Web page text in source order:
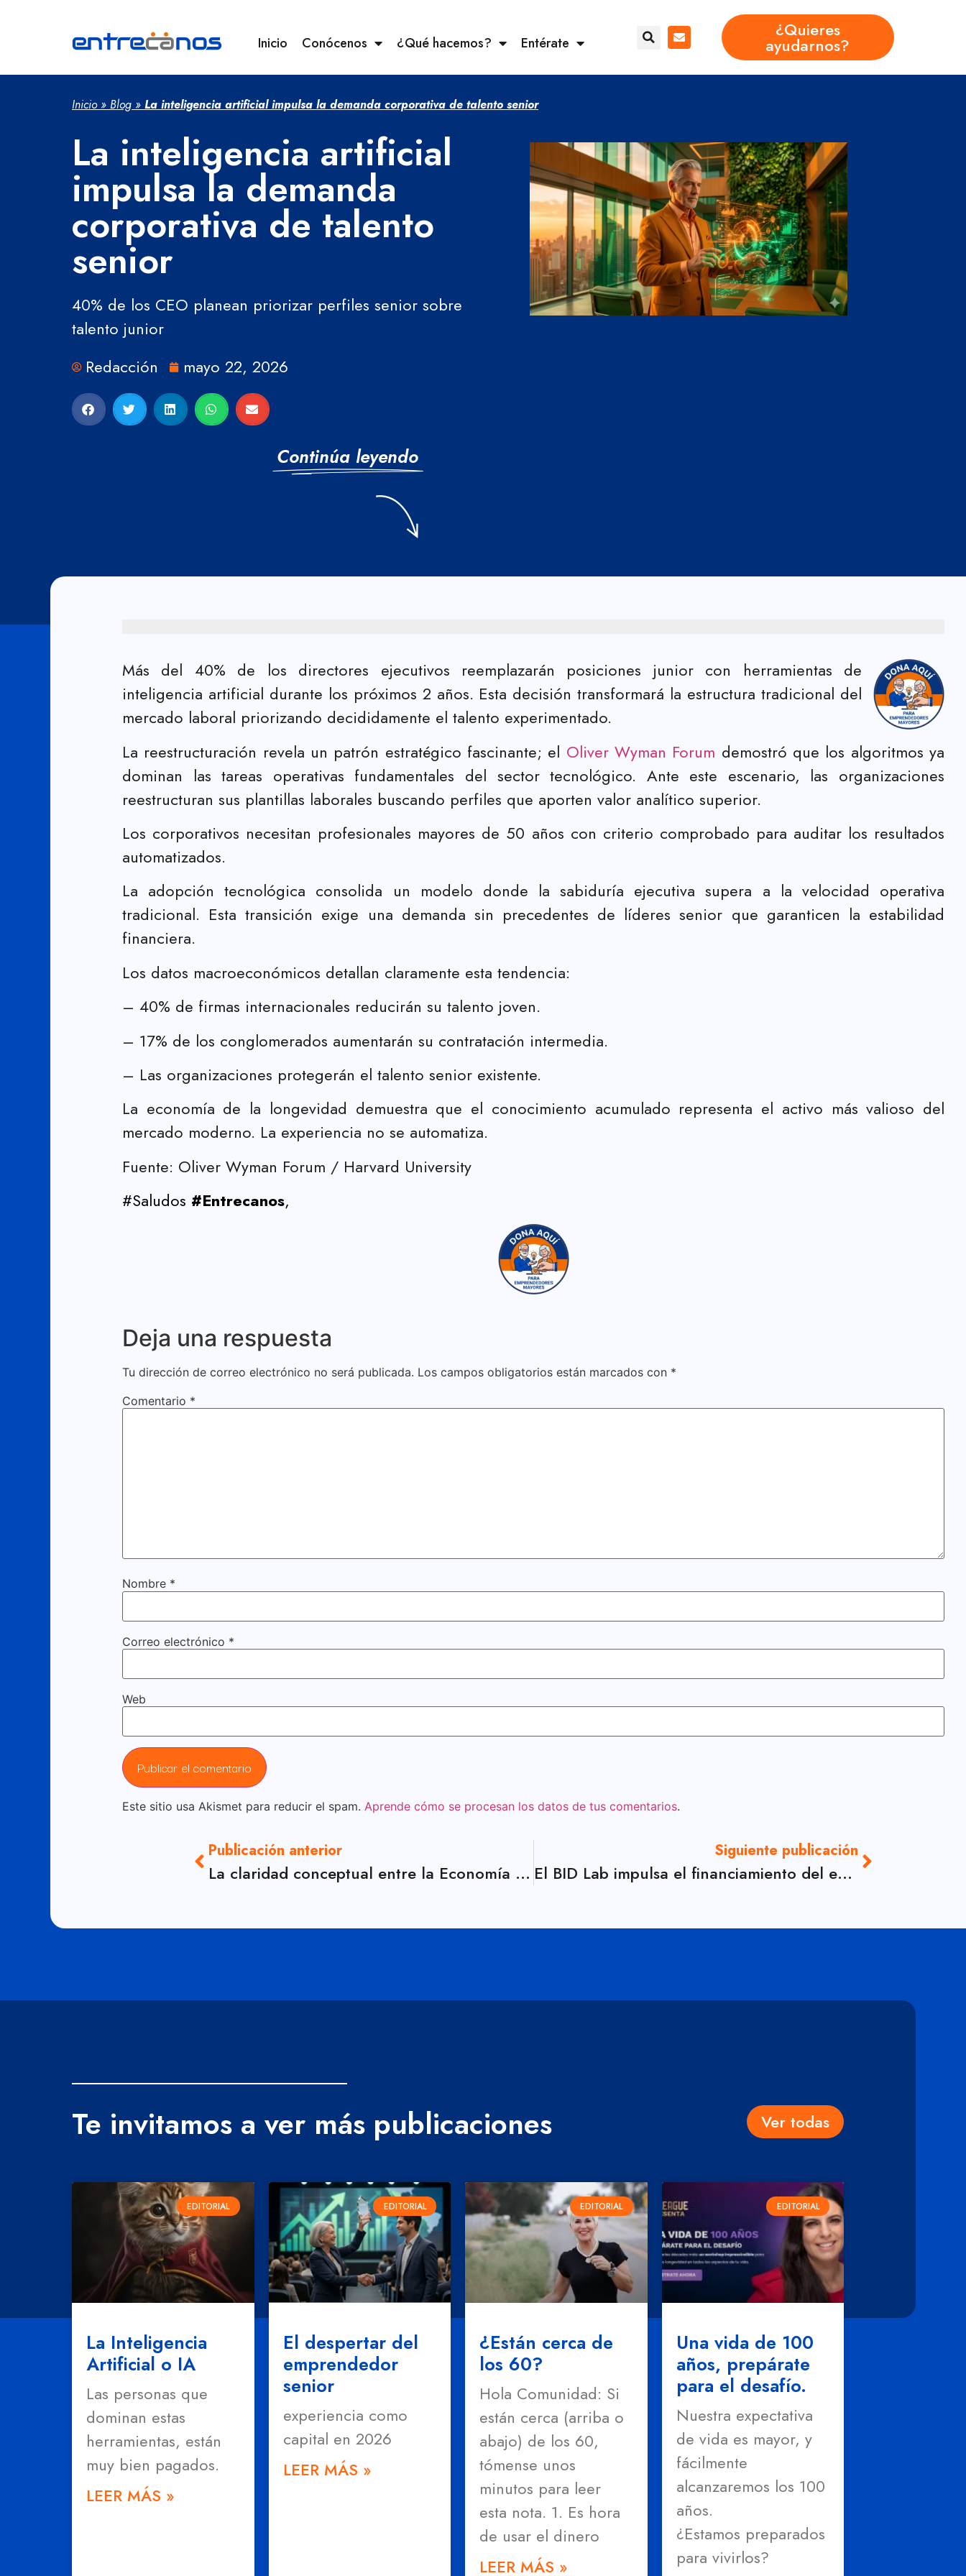
Inicio Conócenos ¿Qué hacemos? Entérate
¿Quieres
ayudarnos?
Inicio» Blog » La inteligencia artificial impulsa la demanda corporativa de talento senior
La inteligencia artificial
impulsa la demanda
corporativa de talento
senior
40% de los CEO planean priorizar perfiles senior sobre
talento junior
Redacción
mayo 22, 2026
Continúa leyendo
Más del 40% de los directores ejecutivos reemplazarán posiciones junior con herramientas de
inteligencia artificial durante los próximos 2 años. Esta decisión transformará la estructura tradicional del
mercado laboral priorizando decididamente el talento experimentado.
La reestructuración revela un patrón estratégico fascinante; el Oliver Wyman Forum demostró que los algoritmos ya
dominan las tareas operativas fundamentales del sector tecnológico. Ante este escenario, las organizaciones
reestructuran sus plantillas laborales buscando perfiles que aporten valor analítico superior.
Los corporativos necesitan profesionales mayores de 50 años con criterio comprobado para auditar los resultados
automatizados.
La adopción tecnológica consolida un modelo donde la sabiduría ejecutiva supera a la velocidad operativa
tradicional. Esta transición exige una demanda sin precedentes de líderes senior que garanticen la estabilidad
financiera.
Los datos macroeconómicos detallan claramente esta tendencia:
– 40% de firmas internacionales reducirán su talento joven.
– 17% de los conglomerados aumentarán su contratación intermedia.
– Las organizaciones protegerán el talento senior existente.
La economía de la longevidad demuestra que el conocimiento acumulado representa el activo más valioso del
mercado moderno. La experiencia no se automatiza.
Fuente: Oliver Wyman Forum / Harvard University
#Saludos #Entrecanos,
Deja una respuesta
Tu dirección de correo electrónico no será publicada. Los campos obligatorios están marcados con *
Comentario *
Nombre *
Correo electrónico *
Web
Este sitio usa Akismet para reducir el spam. Aprende cómo se procesan los datos de tus comentarios.
Publicación anterior
La claridad conceptual entre la Economía Plateada y la Economía de la Longevidad
Siguiente publicación
El BID Lab impulsa el financiamiento del emprendimiento senior
Te invitamos a ver más publicaciones Ver todas
EDITORIAL
La Inteligencia
Artificial o IA
Las personas que
dominan estas
herramientas, están
muy bien pagados.
LEER MÁS »
EDITORIAL
El despertar del
emprendedor
senior
experiencia como
capital en 2026
LEER MÁS »
EDITORIAL
¿Están cerca de
los 60?
Hola Comunidad: Si
están cerca (arriba o
abajo) de los 60,
tómense unos
minutos para leer
esta nota. 1. Es hora
de usar el dinero
LEER MÁS »
EDITORIAL
Una vida de 100
años, prepárate
para el desafío.
Nuestra expectativa
de vida es mayor, y
fácilmente
alcanzaremos los 100
años.
¿Estamos preparados
para vivirlos?